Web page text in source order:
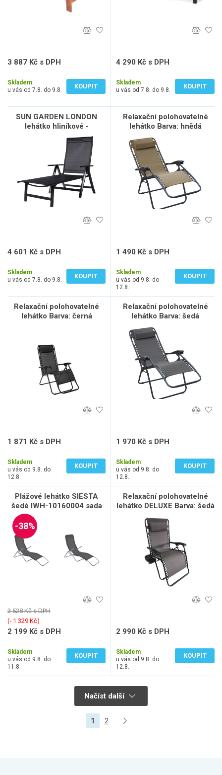
3 887 Kč s DPH
Skladem
u vás od 7.8. do 9.8.
KOUPIT
4 290 Kč s DPH
Skladem
u vás od 7.8. do 9.8.
KOUPIT
SUN GARDEN LONDON
lehátko hliníkové -
černé+antracit
4 601 Kč s DPH
Skladem
u vás od 7.8. do 9.8.
KOUPIT
Relaxační polohovatelné
lehátko Barva: hnědá
1 490 Kč s DPH
Skladem
u vás od 9.8. do
12.8.
KOUPIT
Relaxační polohovatelné
lehátko Barva: černá
1 871 Kč s DPH
Skladem
u vás od 9.8. do
12.8.
KOUPIT
Relaxační polohovatelné
lehátko Barva: šedá
1 970 Kč s DPH
Skladem
u vás od 9.8. do
12.8.
KOUPIT
Plážové lehátko SIESTA
šedé IWH-10160004 sada
-38%
3 528 Kč s DPH
(‐ 1 329 Kč)
2 199 Kč s DPH
Skladem
u vás od 9.8. do
11.8.
KOUPIT
Relaxační polohovatelné
lehátko DELUXE Barva: šedá
2 990 Kč s DPH
Skladem
u vás od 9.8. do
12.8.
KOUPIT
Načíst další
1 2